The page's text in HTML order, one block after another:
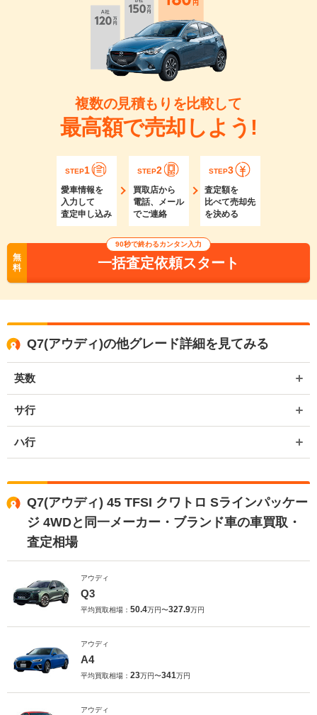
複数の見積もりを比較して
最高額で売却しよう!
STEP1
愛車情報を
入力して
査定申し込み
STEP2
買取店から
電話、メール
でご連絡
STEP3
査定額を
比べて売却先
を決める
無
料
90秒で終わるカンタン入力
一括査定依頼スタート
Q7(アウディ)の他グレード詳細を見てみる
英数
サ行
ハ行
Q7(アウディ) 45 TFSI クワトロ Sラインパッケー
ジ 4WDと同一メーカー・ブランド車の車買取・
査定相場
アウディ
Q3
平均買取相場： 50.4万円〜327.9万円
アウディ
A4
平均買取相場： 23万円〜341万円
アウディ